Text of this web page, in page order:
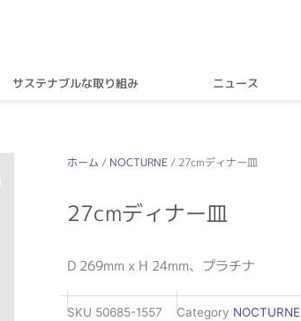
サステナブルな取り組み ニュース
ホーム / NOCTURNE / 27cmディナー皿
27cmディナー皿
D 269mm x H 24mm、プラチナ
SKU 50685-1557 Category NOCTURNE